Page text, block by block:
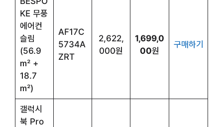
KE 무풍
에어컨
슬림
(56.9
㎡ +
18.7
㎡)
AF17C
5734A
ZRT
2,622,
000원
1,699,0
00원
구매하기
갤럭시
북 Pro